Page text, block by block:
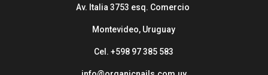
Av. Italia 3753 esq. Comercio
Montevideo, Uruguay
Cel. +598 97 385 583